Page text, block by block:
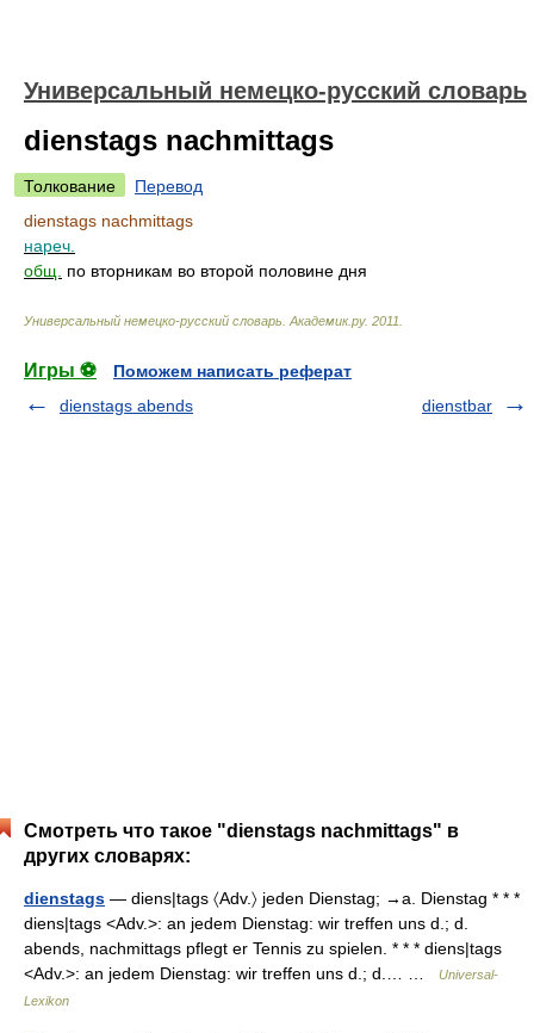
Универсальный немецко-русский словарь
dienstags nachmittags
Толкование
Перевод
dienstags nachmittags
нареч.
общ.
по вторникам во второй половине дня
Универсальный немецко-русский словарь Академик.ру. 2011
Игры ⚽
Поможем написать реферат
dienstags abends
dienstbar
Смотреть что такое "dienstags nachmittags" в
других словарях:
dienstags — diens|tags 〈Adv.〉 jeden Dienstag; →a. Dienstag * * *
diens|tags <Adv.>: an jedem Dienstag: wir treffen uns d.; d.
abends, nachmittags pflegt er Tennis zu spielen. * * * diens|tags
<Adv.>: an jedem Dienstag: wir treffen uns d.; d.… …
Universal-
Lexikon